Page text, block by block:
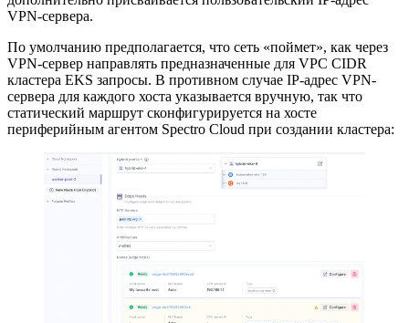
VPN-сервера.
По умолчанию предполагается, что сеть «поймет», как через
VPN-сервер направлять предназначенные для VPC CIDR
кластера EKS запросы. В противном случае IP-адрес VPN-
сервера для каждого хоста указывается вручную, так что
статический маршрут сконфигурируется на хосте
периферийным агентом Spectro Cloud при создании кластера: